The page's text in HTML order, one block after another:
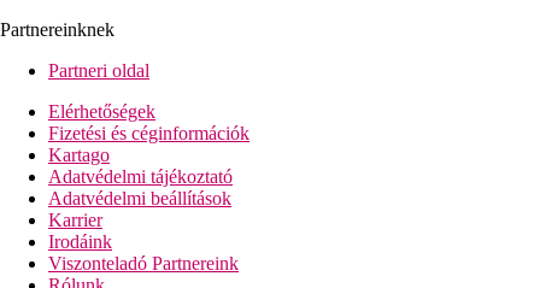
Partnereinknek
Partneri oldal
Elérhetőségek
Fizetési és céginformációk
Kartago
Adatvédelmi tájékoztató
Adatvédelmi beállítások
Karrier
Irodáink
Viszonteladó Partnereink